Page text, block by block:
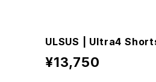
ULSUS | Ultra4
¥13,750